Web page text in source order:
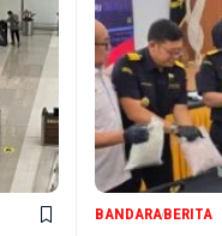
BANDARABERITA